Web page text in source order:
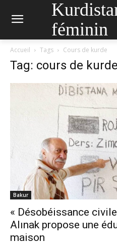
féminin
Accueil Tags Cours de kurde
Tag: cours de kurde
Bakur
« Désobéissance
Alınak propose une
maison